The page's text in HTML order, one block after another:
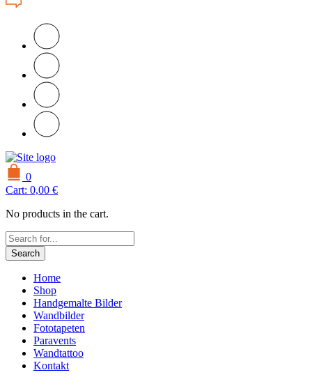
0
Cart: 0,00 €
No products in the cart.
Search
Home
Shop
Handgemalte Bilder
Wandbilder
Fototapeten
Paravents
Wandtattoo
Kontakt